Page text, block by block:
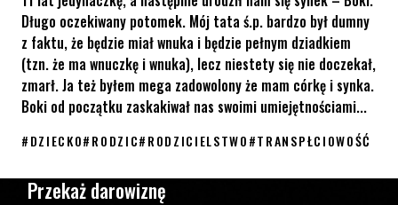
Długo oczekiwany potomek. Mój tata ś.p. bardzo był dumny
z faktu, że będzie miał wnuka i będzie pełnym dziadkiem
(tzn. że ma wnuczkę i wnuka), lecz niestety się nie doczekał,
zmarł. Ja też byłem mega zadowolony że mam córkę i synka.
Boki od początku zaskakiwał nas swoimi umiejętnościami...
#DZIECKO#RODZIC#RODZICIELSTWO#TRANSPŁCIOWOŚĆ
Przekaż darowiznę